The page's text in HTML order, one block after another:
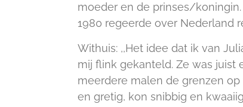
moeder en de prinses/
1980 regeerde over Nederland
Withuis: ,,Het idee dat ik van
mij flink gekanteld. Ze was juist
meerdere malen de grenzen
en gretig, kon snibbig en